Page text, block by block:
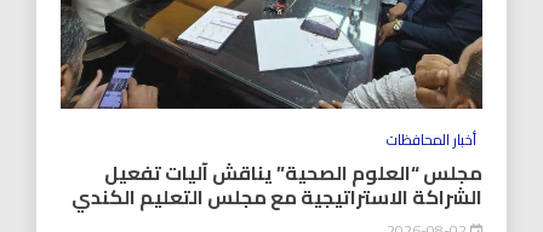
أخبار المحافظات
مجلس “العلوم الصحية” يناقش آليات تفعيل
الشراكة الاستراتيجية مع مجلس التعليم الكندي